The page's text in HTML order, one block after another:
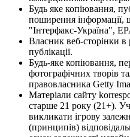
Будь яке копіювання,
поширення інформації,
"Інтерфакс-Україна",
Власник веб-сторінки в
публікації.
Будь-яке копіювання,
фотографічних творів
правовласника Getty
Матеріали сайту
старше 21 року (21+).
викликати ігрову
(принципів)